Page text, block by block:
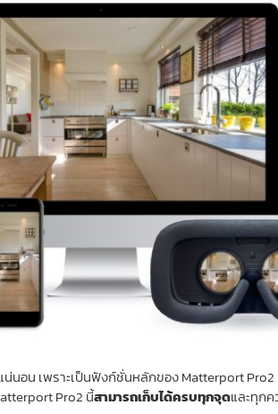
น เพราะเป็นฟังก์ชั่นหลักของ Matterport Pro2
Pro2 นี้สามารถเก็บได้ครบทุกจุดและทุก